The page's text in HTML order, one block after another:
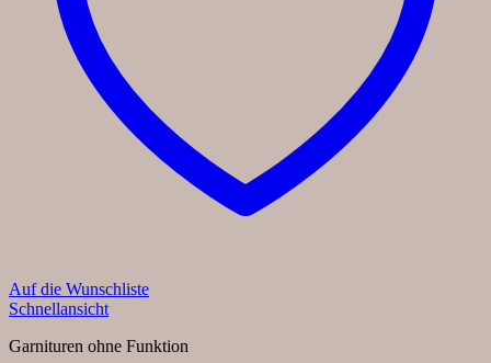
Auf die Wunschliste
Schnellansicht
Garnituren ohne Funktion